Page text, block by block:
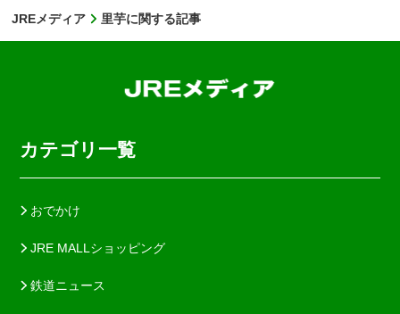
JREメディア 里芋に関する記事
カテゴリ一覧
おでかけ
JRE MALLショッピング
鉄道ニュース